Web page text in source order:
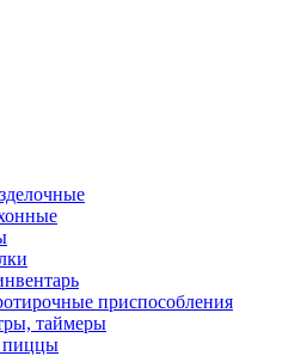
приспособления
таймеры
пиццы